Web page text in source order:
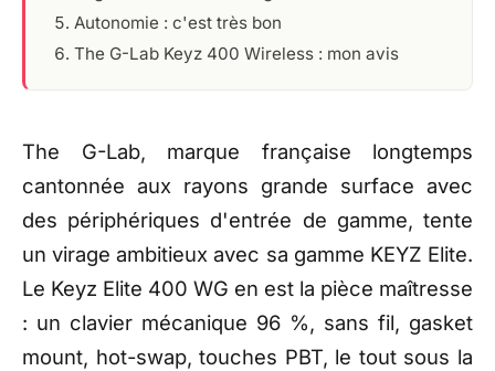
Autonomie : c'est très bon
The G-Lab Keyz 400 Wireless : mon avis
The G-Lab, marque française longtemps
cantonnée aux rayons grande surface avec
des périphériques d'entrée de gamme, tente
un virage ambitieux avec sa gamme KEYZ Elite.
Le Keyz Elite 400 WG en est la pièce maîtresse
: un clavier mécanique 96 %, sans fil, gasket
mount, hot-swap, touches PBT, le tout sous la